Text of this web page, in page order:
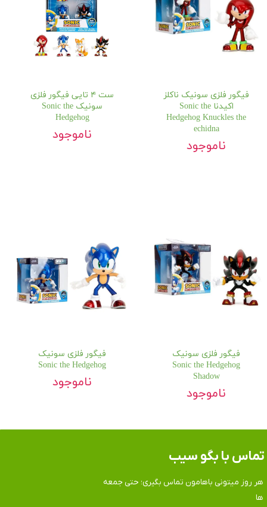
فیگور فلزی سونیک ناکلز
اکیدنا Sonic the
Hedgehog Knuckles the
echidna
ناموجود
ست ۴ تایی فیگور فلزی
سونیک Sonic the
Hedgehog
ناموجود
فیگور فلزی سونیک
Sonic the Hedgehog
Shadow
ناموجود
فیگور فلزی سونیک
Sonic the Hedgehog
ناموجود
هر روز میتونی باهامون تماس بگیری؛ حتی جمعه
ها
تماس​​​​​​​ با بگو سیب